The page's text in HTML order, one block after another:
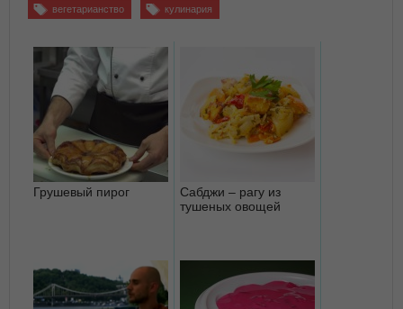
вегетарианство кулинария
Грушевый пирог
Сабджи – рагу из
тушеных овощей